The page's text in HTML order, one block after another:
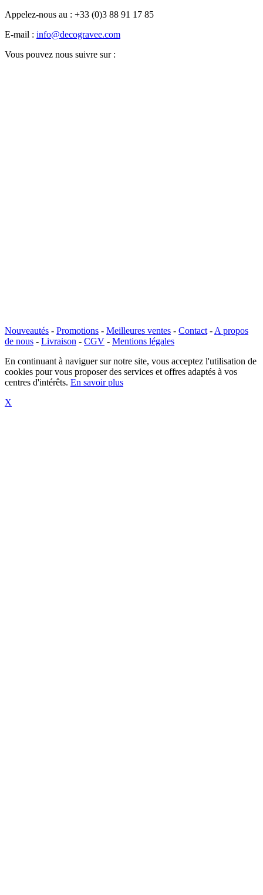
Appelez-nous au : +33 (0)3 88 91 17 85
E-mail : info@decogravee.com
Vous pouvez nous suivre sur :
Nouveautés - Promotions - Meilleures ventes - Contact - A propos
de nous - Livraison - CGV - Mentions légales
En continuant à naviguer sur notre site, vous acceptez l'utilisation de
cookies pour vous proposer des services et offres adaptés à vos
centres d'intérêts. En savoir plus
X